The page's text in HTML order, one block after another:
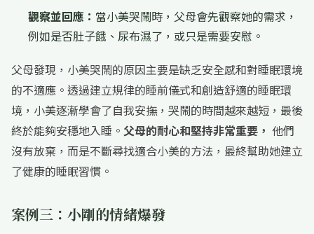
觀察並回應： 當小美哭鬧時，父母會先觀察她的需求，
例如是否肚子餓、尿布濕了，或只是需要安慰。
父母發現，小美哭鬧的原因主要是缺乏安全感和對睡眠環境
的不適應。透過建立規律的睡前儀式和創造舒適的睡眠環
境，小美逐漸學會了自我安撫，哭鬧的時間越來越短，最後
終於能夠安穩地入睡。 父母的耐心和堅持非常重要， 他們
沒有放棄，而是不斷尋找適合小美的方法，最終幫助她建立
了健康的睡眠習慣。
案例三：小剛的情緒爆發